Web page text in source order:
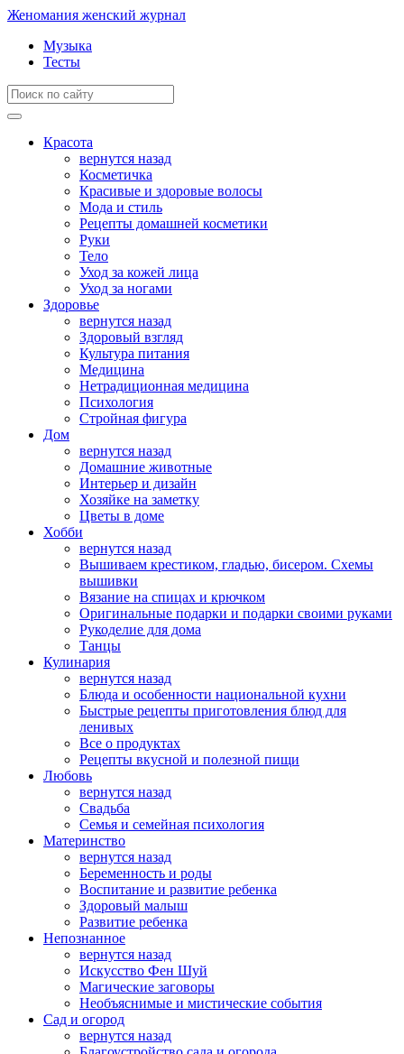
Женомания женский журнал
Музыка
Тесты
Красота
вернутся назад
Косметичка
Красивые и здоровые волосы
Мода и стиль
Рецепты домашней косметики
Руки
Тело
Уход за кожей лица
Уход за ногами
Здоровье
вернутся назад
Здоровый взгляд
Культура питания
Медицина
Нетрадиционная медицина
Психология
Стройная фигура
Дом
вернутся назад
Домашние животные
Интерьер и дизайн
Хозяйке на заметку
Цветы в доме
Хобби
вернутся назад
Вышиваем крестиком, гладью, бисером. Схемы
вышивки
Вязание на спицах и крючком
Оригинальные подарки и подарки своими руками
Рукоделие для дома
Танцы
Кулинария
вернутся назад
Блюда и особенности национальной кухни
Быстрые рецепты приготовления блюд для
ленивых
Все о продуктах
Рецепты вкусной и полезной пищи
Любовь
вернутся назад
Свадьба
Семья и семейная психология
Материнство
вернутся назад
Беременность и роды
Воспитание и развитие ребенка
Здоровый малыш
Развитие ребенка
Непознанное
вернутся назад
Искусство Фен Шуй
Магические заговоры
Необъяснимые и мистические события
Сад и огород
вернутся назад